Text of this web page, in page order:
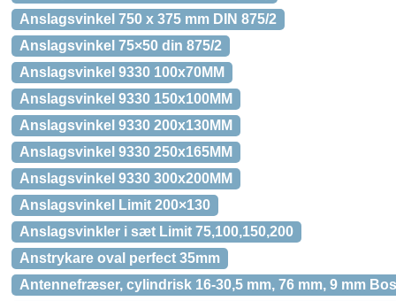
Anslagsvinkel 750 x 375 mm DIN 875/2
Anslagsvinkel 75×50 din 875/2
Anslagsvinkel 9330 100x70MM
Anslagsvinkel 9330 150x100MM
Anslagsvinkel 9330 200x130MM
Anslagsvinkel 9330 250x165MM
Anslagsvinkel 9330 300x200MM
Anslagsvinkel Limit 200×130
Anslagsvinkler i sæt Limit 75,100,150,200
Anstrykare oval perfect 35mm
Antennefræser, cylindrisk 16-30,5 mm, 76 mm, 9 mm